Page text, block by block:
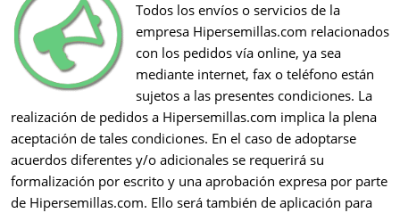
Todos los envíos o servicios de la
empresa Hipersemillas.com relacionados
con los pedidos vía online, ya sea
mediante internet, fax o teléfono están
sujetos a las presentes condiciones. La
realización de pedidos a Hipersemillas.com implica la plena
aceptación de tales condiciones. En el caso de adoptarse
acuerdos diferentes y/o adicionales se requerirá su
formalización por escrito y una aprobación expresa por parte
de Hipersemillas.com. Ello será también de aplicación para